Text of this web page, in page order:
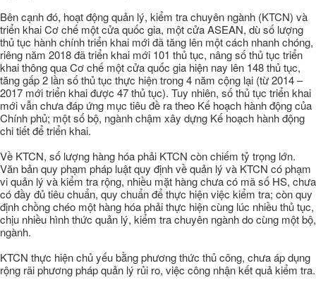
Bên cạnh đó, hoạt động quản lý, kiểm tra chuyên ngành (KTCN) và
triển khai Cơ chế một cửa quốc gia, một cửa ASEAN, dù số lượng
thủ tục hành chính triển khai mới đã tăng lên một cách nhanh chóng,
riêng năm 2018 đã triển khai mới 101 thủ tục, nâng số thủ tục triển
khai thông qua Cơ chế một cửa quốc gia hiện nay lên 148 thủ tục,
tăng gấp 2 lần số thủ tục thực hiện trong 4 năm cộng lại (từ 2014 –
2017 mới triển khai được 47 thủ tục). Tuy nhiên, số thủ tục triển khai
mới vẫn chưa đáp ứng mục tiêu đề ra theo Kế hoạch hành động của
Chính phủ; một số bộ, ngành chậm xây dựng Kế hoạch hành động
chi tiết để triển khai.
Về KTCN, số lượng hàng hóa phải KTCN còn chiếm tỷ trọng lớn.
Văn bản quy phạm pháp luật quy định về quản lý và KTCN có phạm
vi quản lý và kiểm tra rộng, nhiều mặt hàng chưa có mã số HS, chưa
có đầy đủ tiêu chuẩn, quy chuẩn để thực hiện việc kiểm tra; còn quy
định chồng chéo một hàng hóa phải thực hiện cùng lúc nhiều thủ tục,
chịu nhiều hình thức quản lý, kiểm tra chuyên ngành do cùng một bộ,
ngành.
KTCN thực hiện chủ yếu bằng phương thức thủ công, chưa áp dụng
rộng rãi phương pháp quản lý rủi ro, việc công nhận kết quả kiểm tra.